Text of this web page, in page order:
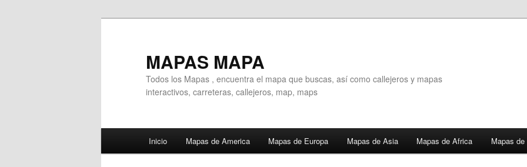
MAPAS MAPA
Todos los Mapas , encuentra el mapa que buscas, así como callejeros y mapas
interactivos, carreteras, callejeros, map, maps
Inicio Mapas de America Mapas de Europa Mapas de Asia Mapas de Africa Mapas